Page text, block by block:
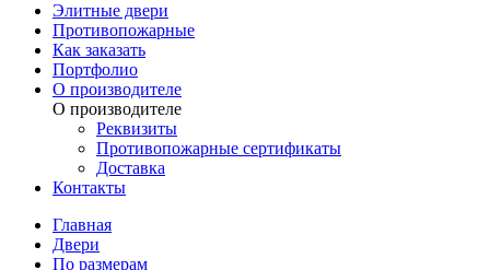
Элитные двери
Противопожарные
Как заказать
Портфолио
О производителе
О производителе
Реквизиты
Противопожарные сертификаты
Доставка
Контакты
Главная
Двери
По размерам